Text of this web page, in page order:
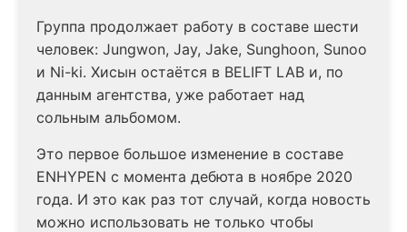
Группа продолжает работу в составе шести
человек: Jungwon, Jay, Jake, Sunghoon, Sunoo
и Ni-ki. Хисын остаётся в BELIFT LAB и, по
данным агентства, уже работает над
сольным альбомом.
Это первое большое изменение в составе
ENHYPEN с момента дебюта в ноябре 2020
года. И это как раз тот случай, когда новость
можно использовать не только чтобы